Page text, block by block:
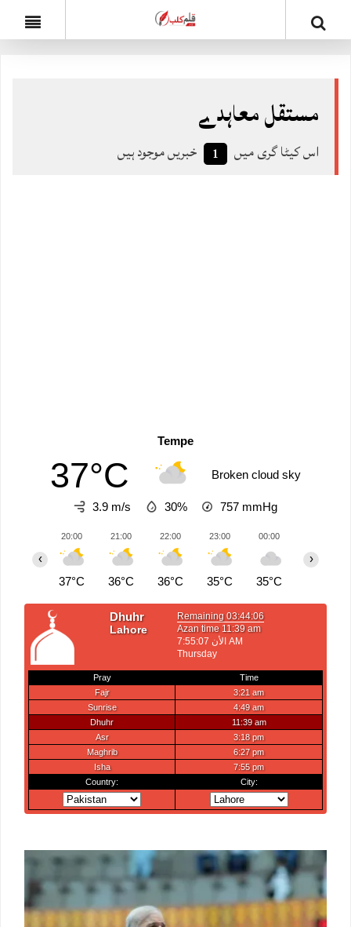
مستقل معاہدے
اس کیٹا گری میں 1 خبریں موجود ہیں
Tempe
37°C Broken cloud sky
3.9 m/s 30% 757 mmHg
20:00
37°C
21:00
36°C
22:00
36°C
23:00
35°C
00:00
35°C
‹ ›